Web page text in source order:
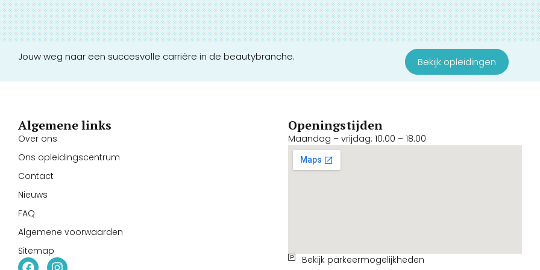
Jouw weg naar een succesvolle carrière in de beautybranche. Bekijk opleidingen
Algemene links
Over ons
Ons opleidingscentrum
Contact
Nieuws
FAQ
Algemene voorwaarden
Sitemap
Openingstijden
Maandag – vrijdag: 10.00 – 18.00
Bekijk parkeermogelijkheden